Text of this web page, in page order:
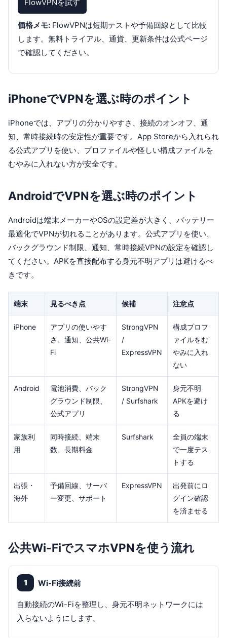
FlowVPNを試す
価格メモ: FlowVPNは短期テストや予備回線として比較
します。無料トライアル、通貨、更新条件は公式ページ
で確認してください。
iPhoneでVPNを選ぶ時のポイント
iPhoneでは、アプリの分かりやすさ、接続のオンオフ、通
知、常時接続時の安定性が重要です。App Storeから入れられ
る公式アプリを使い、プロファイルや怪しい構成ファイルを
むやみに入れない方が安全です。
AndroidでVPNを選ぶ時のポイント
Androidは端末メーカーやOSの設定差が大きく、バッテリー
最適化でVPNが切れることがあります。公式アプリを使い、
バックグラウンド制限、通知、常時接続VPNの設定を確認し
てください。APKを直接配布する身元不明アプリは避けるべ
きです。
端末 見るべき点 候補 注意点
iPhone
アプリの使いやす
さ、通知、公共Wi-
Fi
StrongVPN
/
ExpressVPN
構成プロフ
ァイルをむ
やみに入れ
ない
Android
電池消費、バック
グラウンド制限、
公式アプリ
StrongVPN
/ Surfshark
身元不明
APKを避け
る
家族利
用
同時接続、端末
数、長期料金
Surfshark
全員の端末
で一度テス
トする
出張・
海外
予備回線、サーバ
ー変更、サポート
ExpressVPN
出発前にロ
グイン確認
を済ませる
公共Wi-FiでスマホVPNを使う流れ
1 Wi-Fi接続前
自動接続のWi-Fiを整理し、身元不明ネットワークには
入らないようにします。